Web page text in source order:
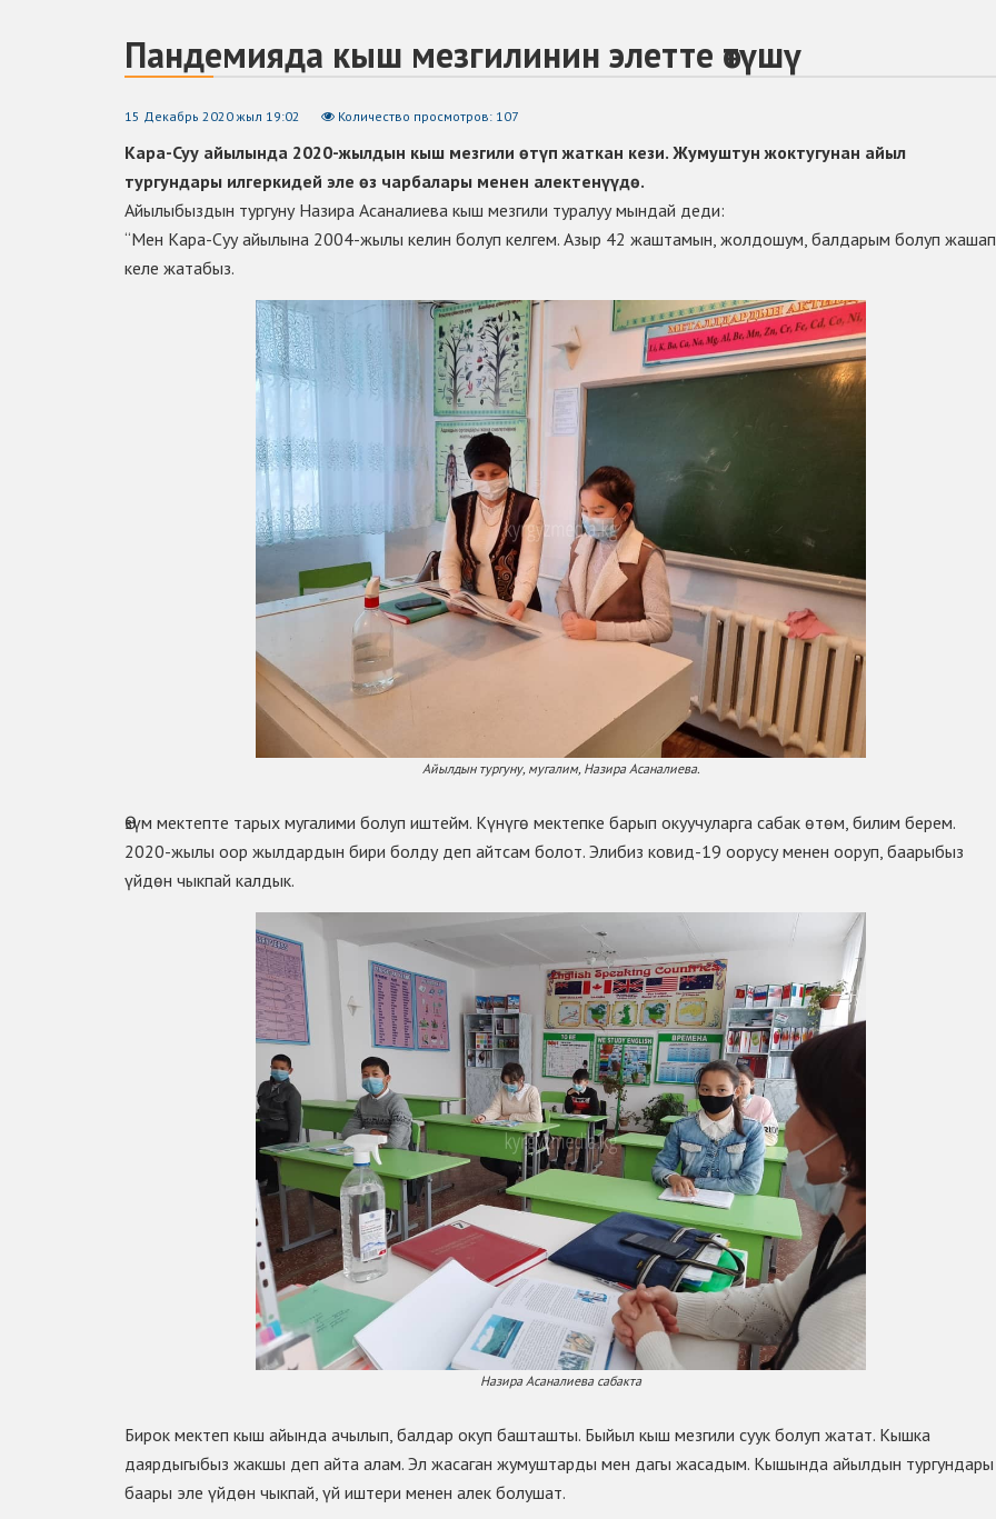
Пандемияда кыш мезгилинин элетте өтүшү
15 Декабрь 2020 жыл 19:02 Количество просмотров: 107
Кара-Суу айылында 2020-жылдын кыш мезгили өтүп жаткан кези. Жумуштун жоктугунан айыл
тургундары илгеркидей эле өз чарбалары менен алектенүүдө.
Айылыбыздын тургуну Назира Асаналиева кыш мезгили туралуу мындай деди:
“Мен Кара-Суу айылына 2004-жылы келин болуп келгем. Азыр 42 жаштамын, жолдошум, балдарым болуп жашап
келе жатабыз.
Айылдын тургуну, мугалим, Назира Асаналиева.
Өзүм мектепте тарых мугалими болуп иштейм. Күнүгө мектепке барып окуучуларга сабак өтөм, билим берем.
2020-жылы оор жылдардын бири болду деп айтсам болот. Элибиз ковид-19 оорусу менен ооруп, баарыбыз
үйдөн чыкпай калдык.
Назира Асаналиева сабакта
Бирок мектеп кыш айында ачылып, балдар окуп башташты. Быйыл кыш мезгили суук болуп жатат. Кышка
даярдыгыбыз жакшы деп айта алам. Эл жасаган жумуштарды мен дагы жасадым. Кышында айылдын тургундары
баары эле үйдөн чыкпай, үй иштери менен алек болушат.